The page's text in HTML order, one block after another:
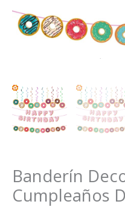
Banderín
Cumpleaños